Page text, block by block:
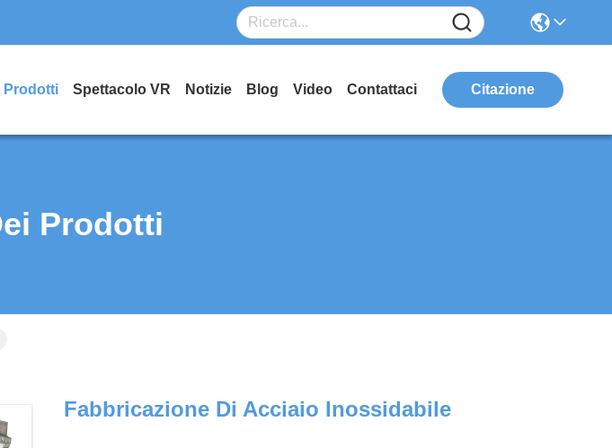
Prodotti Spettacolo VR Notizie Blog Video Contattaci Citazione
Prodotti
Fabbricazione Di Acciaio Inossidabile